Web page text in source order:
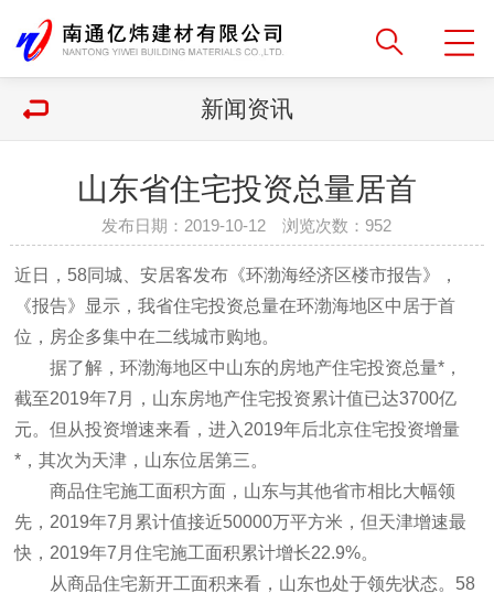
新闻资讯
山东省住宅投资总量居首
发布日期：2019-10-12 浏览次数： 952
近日，58同城、安居客发布《环渤海经济区楼市报告》，
《报告》显示，我省住宅投资总量在环渤海地区中居于首
位，房企多集中在二线城市购地。
据了解，环渤海地区中山东的房地产住宅投资总量*，
截至2019年7月，山东房地产住宅投资累计值已达3700亿
元。但从投资增速来看，进入2019年后北京住宅投资增量
*，其次为天津，山东位居第三。
商品住宅施工面积方面，山东与其他省市相比大幅领
先，2019年7月累计值接近50000万平方米，但天津增速最
快，2019年7月住宅施工面积累计增长22.9%。
从商品住宅新开工面积来看，山东也处于领先状态。58